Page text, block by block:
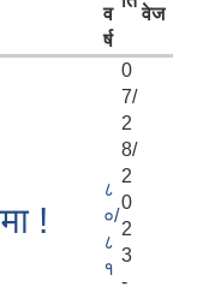
व
र्ष
वेज
!
८
०/
८
१
0
7/
2
8/
2
0
2
3
-